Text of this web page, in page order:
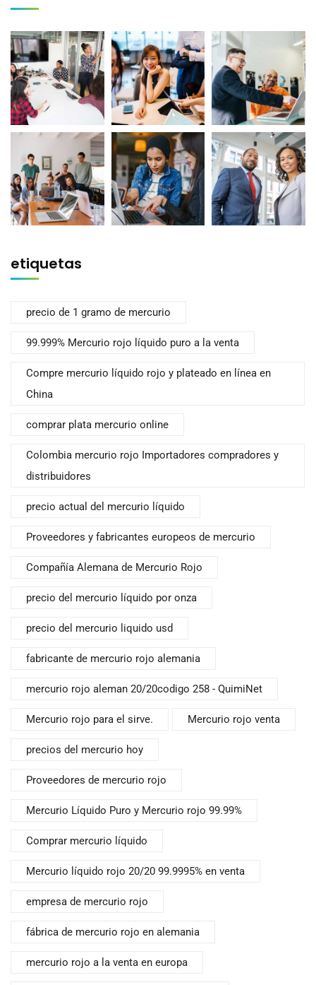
etiquetas
precio de 1 gramo de mercurio
99.999% Mercurio rojo líquido puro a la venta
Compre mercurio líquido rojo y plateado en línea en
China
comprar plata mercurio online
Colombia mercurio rojo Importadores compradores y
distribuidores
precio actual del mercurio líquido
Proveedores y fabricantes europeos de mercurio
Compañía Alemana de Mercurio Rojo
precio del mercurio líquido por onza
precio del mercurio liquido usd
fabricante de mercurio rojo alemania
mercurio rojo aleman 20/20codigo 258 - QuimiNet
Mercurio rojo para el sirve. Mercurio rojo venta
precios del mercurio hoy
Proveedores de mercurio rojo
Mercurio Líquido Puro y Mercurio rojo 99.99%
Comprar mercurio líquido
Mercurio líquido rojo 20/20 99.9995% en venta
empresa de mercurio rojo
fábrica de mercurio rojo en alemania
mercurio rojo a la venta en europa